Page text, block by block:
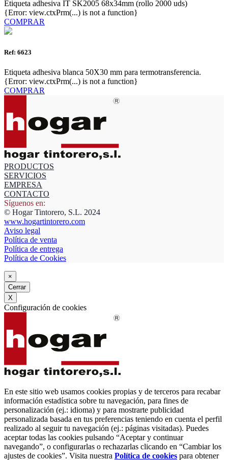
Etiqueta adhesiva IT SK2005 68x34mm (rollo 2000 uds)
{Error: view.ctxPrm(...) is not a function}
COMPRAR
Ref: 6623
Etiqueta adhesiva blanca 50X30 mm para termotransferencia.
{Error: view.ctxPrm(...) is not a function}
COMPRAR
PRODUCTOS
SERVICIOS
EMPRESA
CONTACTO
Síguenos en:
© Hogar Tintorero, S.L. 2024
www.hogartintorero.com
Aviso legal
Política de venta
Política de entrega
Política de Cookies
×
Cerrar
X
Configuración de cookies
En este sitio web usamos cookies propias y de terceros para recabar
información estadística sobre tu navegación, para fines de
personalización (ej.: idioma) y para mostrarte publicidad
personalizada basada en tus preferencias teniendo en cuenta el perfil
realizado al seguir tu navegación (ej.: páginas visitadas). Puedes
aceptar todas las cookies pulsando “Aceptar y continuar
navegando”, o configurarlas o rechazarlas clicando en “Cambiar los
ajustes de cookies”. Visita nuestra Política de cookies para obtener